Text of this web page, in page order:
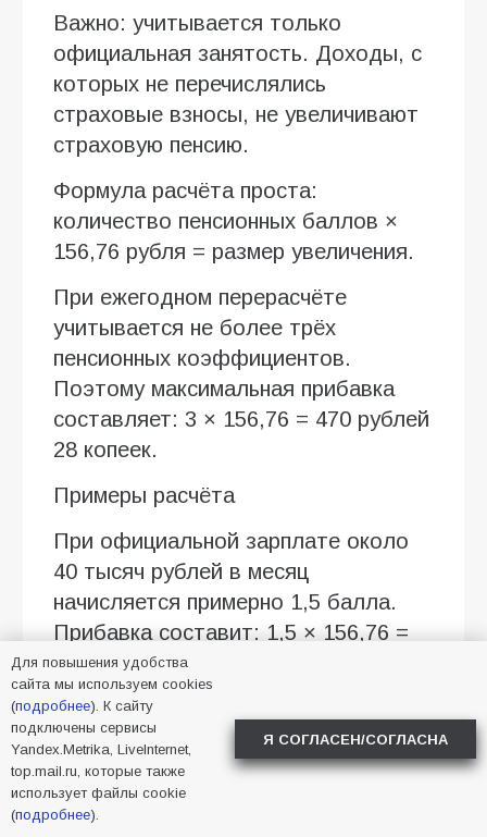
Важно: учитывается только
официальная занятость. Доходы, с
которых не перечислялись
страховые взносы, не увеличивают
страховую пенсию.
Формула расчёта проста:
количество пенсионных баллов ×
156,76 рубля = размер увеличения.
При ежегодном перерасчёте
учитывается не более трёх
пенсионных коэффициентов.
Поэтому максимальная прибавка
составляет: 3 × 156,76 = 470 рублей
28 копеек.
Примеры расчёта
При официальной зарплате около
40 тысяч рублей в месяц
начисляется примерно 1,5 балла.
Прибавка составит: 1,5 × 156,76 =
235 рублей 14 копеек.
При зарплате около 69 тысяч
рублей и выше можно достичь
максимального количества
учитываемых баллов. В этом
случае прибавка будет предельной
Для повышения удобства
сайта мы используем cookies
(подробнее). К сайту
подключены сервисы
Yandex.Metrika, LiveInternet,
top.mail.ru, которые также
использует файлы cookie
(подробнее).
Я СОГЛАСЕН/СОГЛАСНА